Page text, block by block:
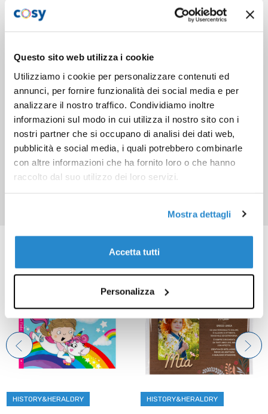
Questo sito web utilizza i cookie
Utilizziamo i cookie per personalizzare contenuti ed
annunci, per fornire funzionalità dei social media e per
analizzare il nostro traffico. Condividiamo inoltre
informazioni sul modo in cui utilizza il nostro sito con i
nostri partner che si occupano di analisi dei dati web,
pubblicità e social media, i quali potrebbero combinarle
con altre informazioni che ha fornito loro o che hanno
raccolto dal suo utilizzo dei loro servizi.
Mostra dettagli
Accetta tutti
Personalizza
Prodotti correlati
HISTORY&HERALDRY HISTORY&HERALDRY